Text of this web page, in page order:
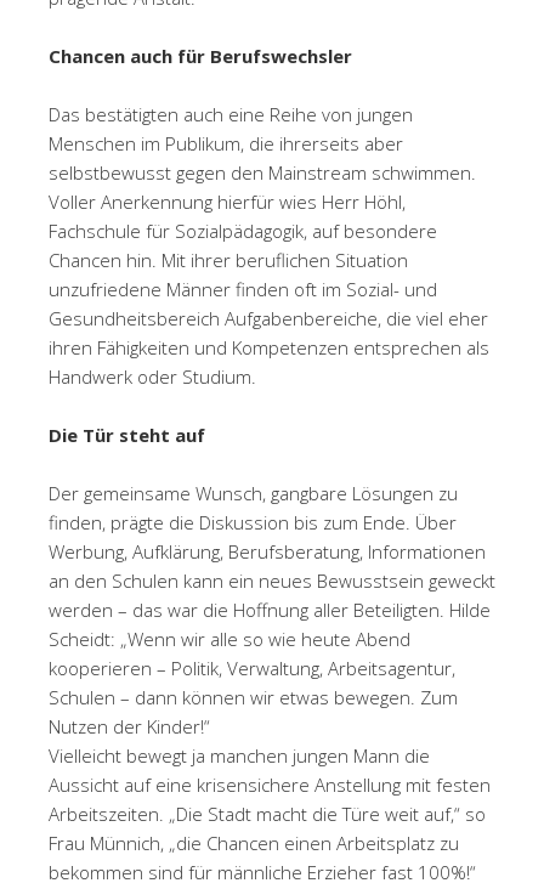
Chancen auch für Berufswechsler
Das bestätigten auch eine Reihe von jungen
Menschen im Publikum, die ihrerseits aber
selbstbewusst gegen den Mainstream schwimmen.
Voller Anerkennung hierfür wies Herr Höhl,
Fachschule für Sozialpädagogik, auf besondere
Chancen hin. Mit ihrer beruflichen Situation
unzufriedene Männer finden oft im Sozial- und
Gesundheitsbereich Aufgabenbereiche, die viel eher
ihren Fähigkeiten und Kompetenzen entsprechen als
Handwerk oder Studium.
Die Tür steht auf
Der gemeinsame Wunsch, gangbare Lösungen zu
finden, prägte die Diskussion bis zum Ende. Über
Werbung, Aufklärung, Berufsberatung, Informationen
an den Schulen kann ein neues Bewusstsein geweckt
werden – das war die Hoffnung aller Beteiligten. Hilde
Scheidt: „Wenn wir alle so wie heute Abend
kooperieren – Politik, Verwaltung, Arbeitsagentur,
Schulen – dann können wir etwas bewegen. Zum
Nutzen der Kinder!“
Vielleicht bewegt ja manchen jungen Mann die
Aussicht auf eine krisensichere Anstellung mit festen
Arbeitszeiten. „Die Stadt macht die Türe weit auf,“ so
Frau Münnich, „die Chancen einen Arbeitsplatz zu
bekommen sind für männliche Erzieher fast 100%!“